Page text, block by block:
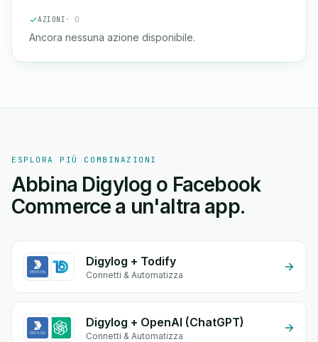
AZIONI · 0
Ancora nessuna azione disponibile.
ESPLORA PIÙ COMBINAZIONI
Abbina Digylog o Facebook
Commerce a un'altra app.
Digylog + Todify
Connetti & Automatizza
Digylog + OpenAI (ChatGPT)
Connetti & Automatizza